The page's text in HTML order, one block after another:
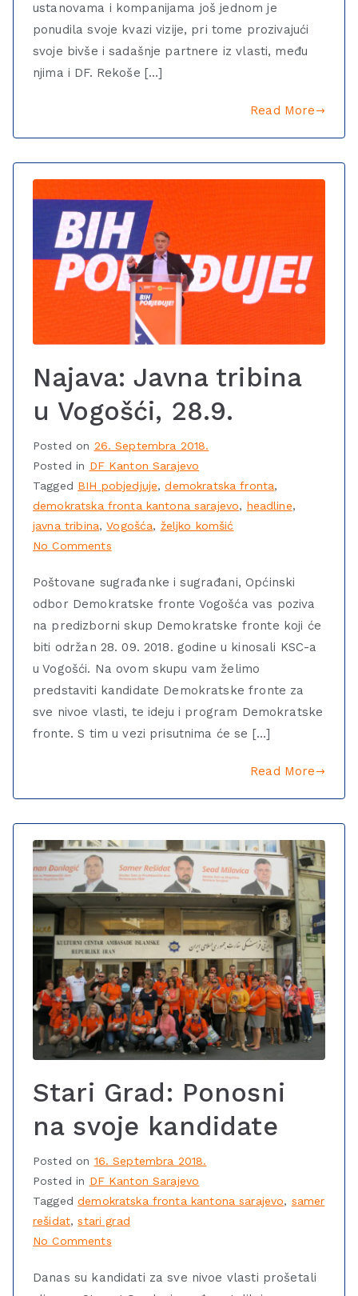
ustanovama i kompanijama još jednom je
ponudila svoje kvazi vizije, pri tome prozivajući
svoje bivše i sadašnje partnere iz vlasti, među
njima i DF. Rekoše […]
Read More
Najava: Javna tribina
u Vogošći, 28.9.
Posted on 26. Septembra 2018.
Posted in DF Kanton Sarajevo
Tagged BIH pobjedjuje,demokratska fronta,
demokratska fronta kantona sarajevo, headline,
javna tribina,Vogošća, željko komšić
No Comments
Poštovane sugrađanke i sugrađani, Općinski
odbor Demokratske fronte Vogošća vas poziva
na predizborni skup Demokratske fronte koji će
biti održan 28. 09. 2018. godine u kinosali KSC-a
u Vogošći. Na ovom skupu vam želimo
predstaviti kandidate Demokratske fronte za
sve nivoe vlasti, te ideju i program Demokratske
fronte. S tim u vezi prisutnima će se […]
Read More
Stari Grad: Ponosni
na svoje kandidate
Posted on 16. Septembra 2018.
Posted in DF Kanton Sarajevo
Taggeddemokratska fronta kantona sarajevo, samer
rešidat,stari grad
No Comments
Danas su kandidati za sve nivoe vlasti prošetali